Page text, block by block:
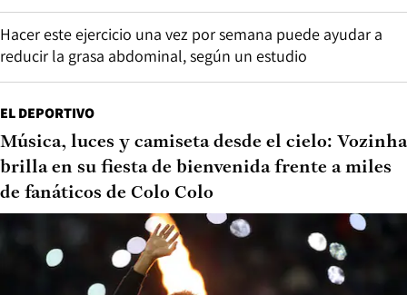
Hacer este ejercicio una vez por semana puede ayudar a
reducir la grasa abdominal, según un estudio
EL DEPORTIVO
Música, luces y camiseta desde el cielo: Vozinha
brilla en su fiesta de bienvenida frente a miles
de fanáticos de Colo Colo